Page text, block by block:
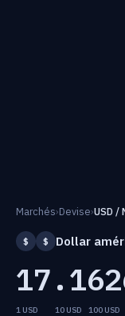
Marchés›Devise›USD /
$ $ Dollar
1 USD 10 USD 100 USD